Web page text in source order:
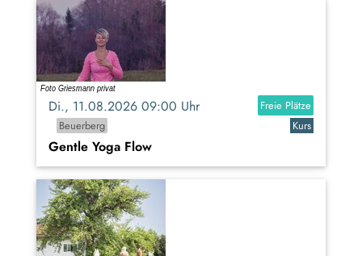
Di., 11.08.2026 09:00 Uhr
Freie Plätze
Beuerberg
Kurs
Gentle Yoga Flow